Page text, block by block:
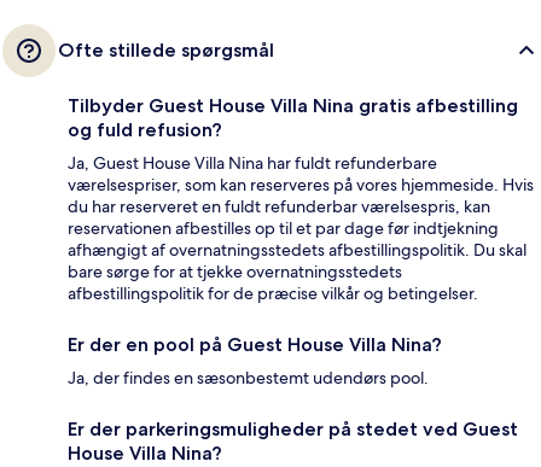
Ofte stillede spørgsmål
Tilbyder Guest House Villa Nina gratis afbestilling
og fuld refusion?
Ja, Guest House Villa Nina har fuldt refunderbare
værelsespriser, som kan reserveres på vores hjemmeside. Hvis
du har reserveret en fuldt refunderbar værelsespris, kan
reservationen afbestilles op til et par dage før indtjekning
afhængigt af overnatningsstedets afbestillingspolitik. Du skal
bare sørge for at tjekke overnatningsstedets
afbestillingspolitik for de præcise vilkår og betingelser.
Er der en pool på Guest House Villa Nina?
Ja, der findes en sæsonbestemt udendørs pool.
Er der parkeringsmuligheder på stedet ved Guest
House Villa Nina?